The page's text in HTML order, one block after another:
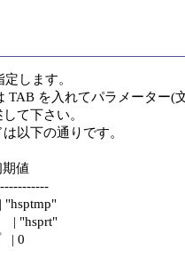
します。
TAB を入れてパラメーター(
以下の通りです。